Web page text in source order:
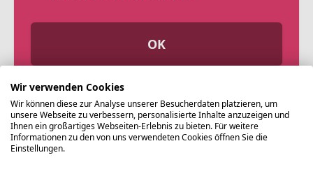
OK
Wir verwenden Cookies
Wir können diese zur Analyse unserer Besucherdaten platzieren, um
unsere Webseite zu verbessern, personalisierte Inhalte anzuzeigen und
Ihnen ein großartiges Webseiten-Erlebnis zu bieten. Für weitere
Informationen zu den von uns verwendeten Cookies öffnen Sie die
Einstellungen.